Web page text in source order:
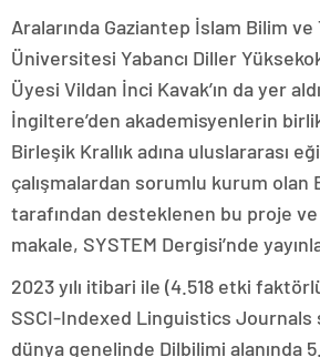
Aralarında Gaziantep İslam Bilim
Üniversitesi Yabancı Diller
Üyesi Vildan İnci Kavak’ın da yer
İngiltere’den akademisyenlerin
Birleşik Krallık adına uluslararası
çalışmalardan sorumlu kurum olan
tarafından desteklenen bu proje ve
makale, SYSTEM Dergisi’nde
2023 yılı itibari ile (4.518 etki
SSCI-Indexed Linguistics Journals
dünya genelinde Dilbilimi alanında